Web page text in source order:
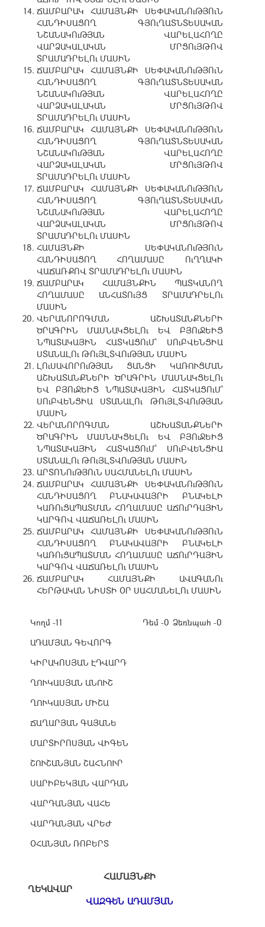
ՃԱՄԲԱՐԱԿ ՀԱՄԱՅՆՔԻ ՍԵՓԱԿԱՆՈւԹՅՈւՆ
ՀԱՆԴԻՍԱՑՈՂ ԳՅՈւՂԱՏՆՏԵՍԱԿԱՆ
ՆՇԱՆԱԿՈւԹՅԱՆ ՎԱՐԵԼԱՀՈՂԸ
ՎԱՐՁԱԿԱԼԱԿԱՆ ՄՐՑՈւՅԹՈՎ
ՏՐԱՄԱԴՐԵԼՈւ ՄԱՍԻՆ
ՃԱՄԲԱՐԱԿ ՀԱՄԱՅՆՔԻ ՍԵՓԱԿԱՆՈւԹՅՈւՆ
ՀԱՆԴԻՍԱՑՈՂ ԳՅՈւՂԱՏՆՏԵՍԱԿԱՆ
ՆՇԱՆԱԿՈւԹՅԱՆ ՎԱՐԵԼԱՀՈՂԸ
ՎԱՐՁԱԿԱԼԱԿԱՆ ՄՐՑՈւՅԹՈՎ
ՏՐԱՄԱԴՐԵԼՈւ ՄԱՍԻՆ
ՃԱՄԲԱՐԱԿ ՀԱՄԱՅՆՔԻ ՍԵՓԱԿԱՆՈւԹՅՈւՆ
ՀԱՆԴԻՍԱՑՈՂ ԳՅՈւՂԱՏՆՏԵՍԱԿԱՆ
ՆՇԱՆԱԿՈւԹՅԱՆ ՎԱՐԵԼԱՀՈՂԸ
ՎԱՐՁԱԿԱԼԱԿԱՆ ՄՐՑՈւՅԹՈՎ
ՏՐԱՄԱԴՐԵԼՈւ ՄԱՍԻՆ
ՃԱՄԲԱՐԱԿ ՀԱՄԱՅՆՔԻ ՍԵՓԱԿԱՆՈւԹՅՈւՆ
ՀԱՆԴԻՍԱՑՈՂ ԳՅՈւՂԱՏՆՏԵՍԱԿԱՆ
ՆՇԱՆԱԿՈւԹՅԱՆ ՎԱՐԵԼԱՀՈՂԸ
ՎԱՐՁԱԿԱԼԱԿԱՆ ՄՐՑՈւՅԹՈՎ
ՏՐԱՄԱԴՐԵԼՈւ ՄԱՍԻՆ
ՀԱՄԱՅՆՔԻ ՍԵՓԱԿԱՆՈւԹՅՈւՆ
ՀԱՆԴԻՍԱՑՈՂ ՀՈՂԱՄԱՍԸ ՈւՂՂԱԿԻ
ՎԱՃԱՌՔՈՎ ՏՐԱՄԱԴՐԵԼՈւ ՄԱՍԻՆ
ՃԱՄԲԱՐԱԿ ՀԱՄԱՅՆՔԻՆ ՊԱՏԿԱՆՈՂ
ՀՈՂԱՄԱՍԸ ԱՆՀԱՏՈւՅՑ ՏՐԱՄԱԴՐԵԼՈւ
ՄԱՍԻՆ
ՎԵՐԱՆՈՐՈԳՄԱՆ ԱՇԽԱՏԱՆՔՆԵՐԻ
ԾՐԱԳՐԻՆ ՄԱՍՆԱԿՑԵԼՈւ ԵՎ ԲՅՈւՋԵԻՑ
ՆՊԱՏԱԿԱՅԻՆ ՀԱՏԿԱՑՈւՄ՝ ՍՈւԲՎԵՆՑԻԱ
ՍՏԱՆԱԼՈւ ԹՈւՅԼՏՎՈւԹՅԱՆ ՄԱՍԻՆ
ԼՈւՍԱՎՈՐՈւԹՅԱՆ ՑԱՆՑԻ ԿԱՌՈՒՑՄԱՆ
ԱՇԽԱՏԱՆՔՆԵՐԻ ԾՐԱԳՐԻՆ ՄԱՍՆԱԿՑԵԼՈւ
ԵՎ ԲՅՈւՋԵԻՑ ՆՊԱՏԱԿԱՅԻՆ ՀԱՏԿԱՑՈւՄ՝
ՍՈւԲՎԵՆՑԻԱ ՍՏԱՆԱԼՈւ ԹՈւՅԼՏՎՈւԹՅԱՆ
ՄԱՍԻՆ
ՎԵՐԱՆՈՐՈԳՄԱՆ ԱՇԽԱՏԱՆՔՆԵՐԻ
ԾՐԱԳՐԻՆ ՄԱՍՆԱԿՑԵԼՈւ ԵՎ ԲՅՈւՋԵԻՑ
ՆՊԱՏԱԿԱՅԻՆ ՀԱՏԿԱՑՈւՄ՝ ՍՈւԲՎԵՆՑԻԱ
ՍՏԱՆԱԼՈւ ԹՈւՅԼՏՎՈւԹՅԱՆ ՄԱՍԻՆ
ԱՐՏՈՆՈւԹՅՈւՆ ՍԱՀՄԱՆԵԼՈւ ՄԱՍԻՆ
ՃԱՄԲԱՐԱԿ ՀԱՄԱՅՆՔԻ ՍԵՓԱԿԱՆՈւԹՅՈւՆ
ՀԱՆԴԻՍԱՑՈՂ ԲՆԱԿԱՎԱՅՐԻ ԲՆԱԿԵԼԻ
ԿԱՌՈւՑԱՊԱՏՄԱՆ ՀՈՂԱՄԱՍԸ ԱՃՈւՐԴԱՅԻՆ
ԿԱՐԳՈՎ ՎԱՃԱՌԵԼՈւ ՄԱՍԻՆ
ՃԱՄԲԱՐԱԿ ՀԱՄԱՅՆՔԻ ՍԵՓԱԿԱՆՈւԹՅՈւՆ
ՀԱՆԴԻՍԱՑՈՂ ԲՆԱԿԱՎԱՅՐԻ ԲՆԱԿԵԼԻ
ԿԱՌՈւՑԱՊԱՏՄԱՆ ՀՈՂԱՄԱՍԸ ԱՃՈւՐԴԱՅԻՆ
ԿԱՐԳՈՎ ՎԱՃԱՌԵԼՈւ ՄԱՍԻՆ
ՃԱՄԲԱՐԱԿ ՀԱՄԱՅՆՔԻ ԱՎԱԳԱՆՈւ
ՀԵՐԹԱԿԱՆ ՆԻՍՏԻ ՕՐ ՍԱՀՄԱՆԵԼՈւ ՄԱՍԻՆ
Կողմ -11
ԱԴԱՄՅԱՆ ԳԵՎՈՐԳ
ԿԻՐԱԿՈՍՅԱՆ ԷԴՎԱՐԴ
ՂՈՒԿԱՍՅԱՆ ԱՆՈՒՇ
ՂՈՒԿԱՍՅԱՆ ՄԻՇԱ
ՃԱՂԱՐՅԱՆ ԳԱՅԱՆԵ
ՄԱՐՏԻՐՈՍՅԱՆ ՎԻԳԵՆ
ՇՈՒՇԱՆՅԱՆ ՇԱՀՆՈՒՐ
ՍԱՐԻԲԵԿՅԱՆ ՎԱՐԴԱՆ
ՎԱՐԴԱՆՅԱՆ ՎԱՀԵ
ՎԱՐԴԱՆՅԱՆ ՎՐԵԺ
ՕՀԱՆՅԱՆ ՌՈԲԵՐՏ
Դեմ -0 Ձեռնպահ -0
ՀԱՄԱՅՆՔԻ
ՂԵԿԱՎԱՐ
ՎԱԶԳԵՆ ԱԴԱՄՅԱՆ